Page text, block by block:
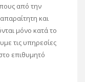
από την
και
μόνο κατά το
τις υπηρεσίες
επιθυμητό